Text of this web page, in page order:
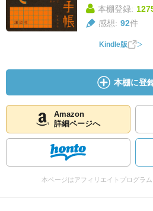
本棚登録:
感想: 92件
Kindle版
本棚に登
Amazon
詳細ページへ
本ページはアフィリエイトプログラ